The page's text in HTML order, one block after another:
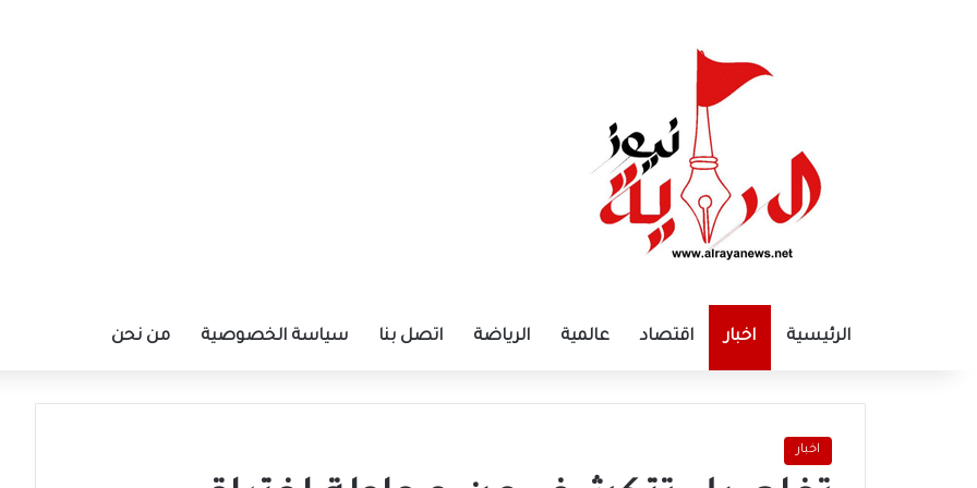
الرئيسية اخبار اقتصاد عالمية الرياضة اتصل بنا سياسة الخصوصية من نحن
اخبار